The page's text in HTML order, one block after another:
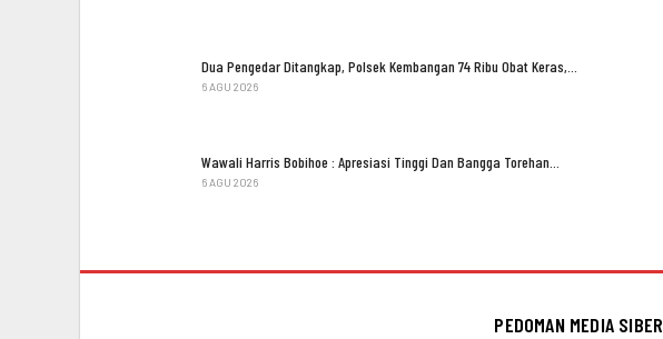
Dua Pengedar Ditangkap, Polsek Kembangan 74 Ribu Obat Keras,…
6 AGU 2026
Wawali Harris Bobihoe : Apresiasi Tinggi Dan Bangga Torehan…
6 AGU 2026
PEDOMAN MEDIA SIBER